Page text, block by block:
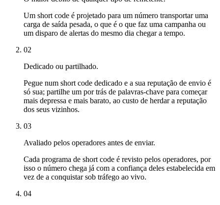
Um short code é projetado para um número transportar uma
carga de saída pesada, o que é o que faz uma campanha ou
um disparo de alertas do mesmo dia chegar a tempo.
02
Dedicado ou partilhado.
Pegue num short code dedicado e a sua reputação de envio é
só sua; partilhe um por trás de palavras-chave para começar
mais depressa e mais barato, ao custo de herdar a reputação
dos seus vizinhos.
03
Avaliado pelos operadores antes de enviar.
Cada programa de short code é revisto pelos operadores, por
isso o número chega já com a confiança deles estabelecida em
vez de a conquistar sob tráfego ao vivo.
04